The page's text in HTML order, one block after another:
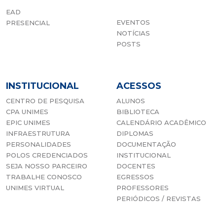
EAD
PRESENCIAL
EVENTOS
NOTÍCIAS
POSTS
INSTITUCIONAL
CENTRO DE PESQUISA
CPA UNIMES
EPIC UNIMES
INFRAESTRUTURA
PERSONALIDADES
POLOS CREDENCIADOS
SEJA NOSSO PARCEIRO
TRABALHE CONOSCO
UNIMES VIRTUAL
ACESSOS
ALUNOS
BIBLIOTECA
CALENDÁRIO ACADÊMICO
DIPLOMAS
DOCUMENTAÇÃO
INSTITUCIONAL
DOCENTES
EGRESSOS
PROFESSORES
PERIÓDICOS / REVISTAS